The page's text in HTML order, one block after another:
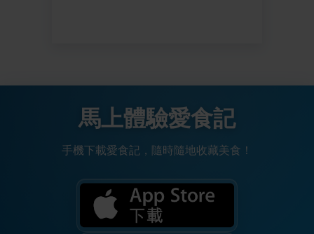
馬上體驗愛食記
手機下載愛食記，隨時隨地收藏美食！